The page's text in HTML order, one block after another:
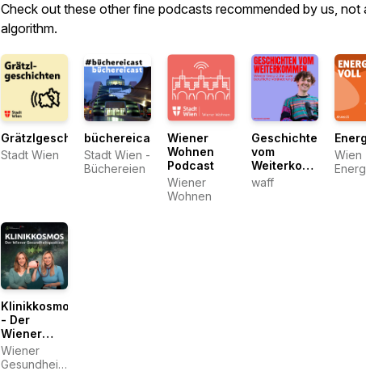
Check out these other fine podcasts recommended by us, not
algorithm.
Grätzlgeschichten
Stadt Wien
büchereicast
Stadt Wien -
Büchereien
Wiener
Wohnen
Podcast
Wiener
Wohnen
Geschichten
vom
Weiterkommen
– Wiener
waff
Wien
Klinikkosmos
- Der
Wiener
Gesundheitspodcast
Wiener
Gesundheitsverbund